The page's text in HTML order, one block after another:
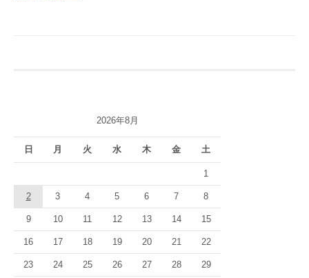
2026年8月
日 月 火 水 木 金 土
1
2 3 4 5 6 7 8
9 10 11 12 13 14 15
16 17 18 19 20 21 22
23 24 25 26 27 28 29